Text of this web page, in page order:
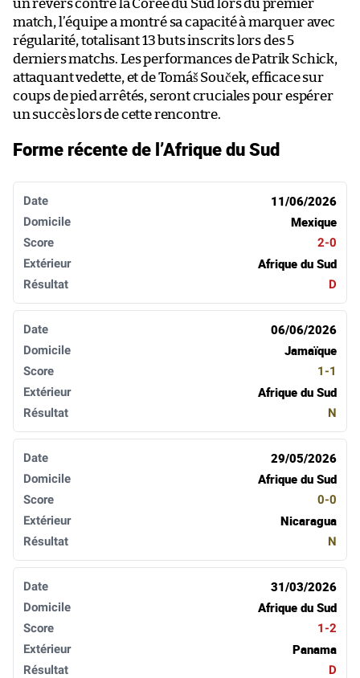
un revers contre la Corée du Sud lors du premier
match, l’équipe a montré sa capacité à marquer avec
régularité, totalisant 13 buts inscrits lors des 5
derniers matchs. Les performances de Patrik Schick,
attaquant vedette, et de Tomáš Souček, efficace sur
coups de pied arrêtés, seront cruciales pour espérer
un succès lors de cette rencontre.
Forme récente de l’Afrique du Sud
11/06/2026
Mexique
2-0
Afrique du Sud
D
06/06/2026
Jamaïque
1-1
Afrique du Sud
N
29/05/2026
Afrique du Sud
0-0
Nicaragua
N
31/03/2026
Afrique du Sud
1-2
Panama
D